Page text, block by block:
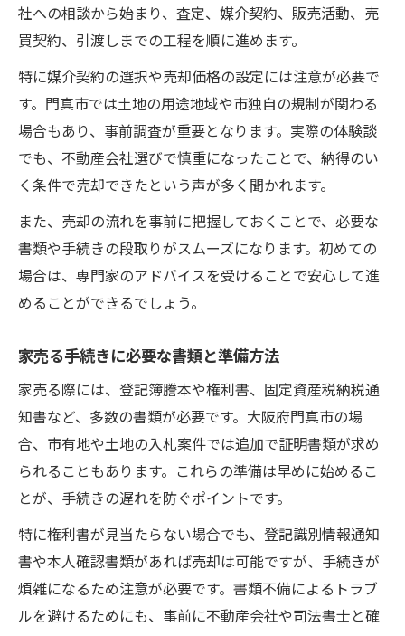
社への相談から始まり、査定、媒介契約、販売活動、売
買契約、引渡しまでの工程を順に進めます。
特に媒介契約の選択や売却価格の設定には注意が必要で
す。門真市では土地の用途地域や市独自の規制が関わる
場合もあり、事前調査が重要となります。実際の体験談
でも、不動産会社選びで慎重になったことで、納得のい
く条件で売却できたという声が多く聞かれます。
また、売却の流れを事前に把握しておくことで、必要な
書類や手続きの段取りがスムーズになります。初めての
場合は、専門家のアドバイスを受けることで安心して進
めることができるでしょう。
家売る手続きに必要な書類と準備方法
家売る際には、登記簿謄本や権利書、固定資産税納税通
知書など、多数の書類が必要です。大阪府門真市の場
合、市有地や土地の入札案件では追加で証明書類が求め
られることもあります。これらの準備は早めに始めるこ
とが、手続きの遅れを防ぐポイントです。
特に権利書が見当たらない場合でも、登記識別情報通知
書や本人確認書類があれば売却は可能ですが、手続きが
煩雑になるため注意が必要です。書類不備によるトラブ
ルを避けるためにも、事前に不動産会社や司法書士と確